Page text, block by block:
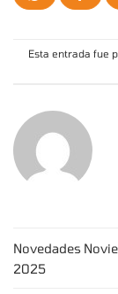
Esta entrada fue
Novedades
2025